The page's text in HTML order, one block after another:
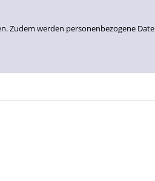
Zudem werden personenbezogene